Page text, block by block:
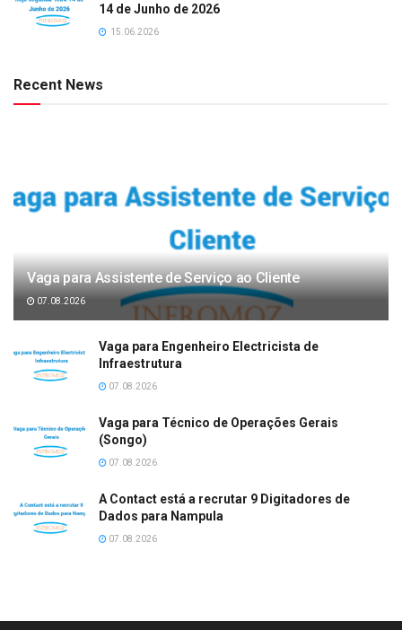
14 de Junho de 2026
15.06.2026
Recent News
Vaga para Assistente de Serviço ao Cliente
07.08.2026
Vaga para Engenheiro Electricista de
Infraestrutura
07.08.2026
Vaga para Técnico de Operações Gerais
(Songo)
07.08.2026
A Contact está a recrutar 9 Digitadores de
Dados para Nampula
07.08.2026